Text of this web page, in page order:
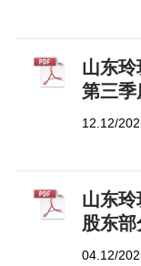
山东
第三季
12.12/
山东
股东
04.12/